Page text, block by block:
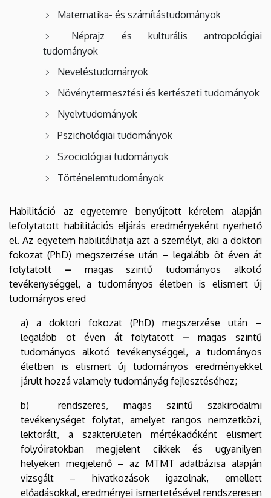
Matematika- és számítástudományok
Néprajz és kulturális antropológiai
tudományok
Neveléstudományok
Növénytermesztési és kertészeti tudományok
Nyelvtudományok
Pszichológiai tudományok
Szociológiai tudományok
Történelemtudományok
Habilitáció az egyetemre benyújtott kérelem alapján
lefolytatott habilitációs eljárás eredményeként nyerhető
el. Az egyetem habilitálhatja azt a személyt, aki a doktori
fokozat (PhD) megszerzése után –legalább öt éven át
folytatott – magas szintű tudományos alkotó
tevékenységgel, a tudományos életben is elismert új
tudományos ered
a) a doktori fokozat (PhD) megszerzése után –
legalább öt éven át folytatott – magas szintű
tudományos alkotó tevékenységgel, a tudományos
életben is elismert új tudományos eredményekkel
járult hozzá valamely tudományág fejlesztéséhez;
b) rendszeres, magas szintű szakirodalmi
tevékenységet folytat, amelyet rangos nemzetközi,
lektorált, a szakterületen mértékadóként elismert
folyóiratokban megjelent cikkek és ugyanilyen
helyeken megjelenő – az MTMT adatbázisa alapján
vizsgált – hivatkozások igazolnak, emellett
előadásokkal, eredményei ismertetésével rendszeresen